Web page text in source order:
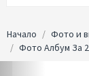
Начало
Фото и
Фото Албум За